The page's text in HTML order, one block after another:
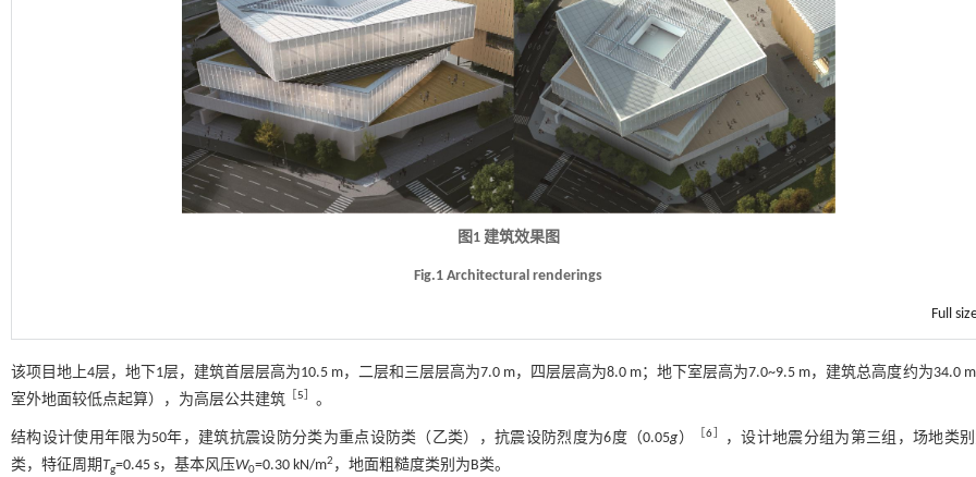
图1 建筑效果图
Fig.1 Architectural renderings
Full
该项目地上4层，地下1层，建筑首层层高为10.5 m，二层和三层层高为7.0 m，四层层高为8.0 m；地下室层高为7.0~9.5 m，建筑总高度约为34.0
室外地面较低点起算），为高层公共建筑
5 。
结构设计使用年限为50年，建筑抗震设防分类为重点设防类（乙类），抗震设防烈度为6度（0.05g） ［6
，设计地震分组为第三组，场地类
类，特征周期Tg=0.45 s，基本风压W0=0.30 kN/m2 ，地面粗糙度类别为B类。